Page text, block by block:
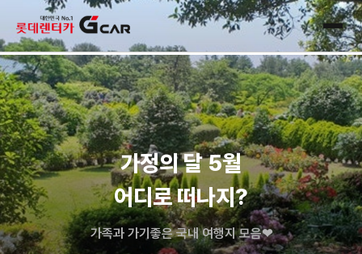
skip navigation
전체
가정의 달 5월
어디로 떠나지?
가족과 가기좋은 국내 여행지 모음❤